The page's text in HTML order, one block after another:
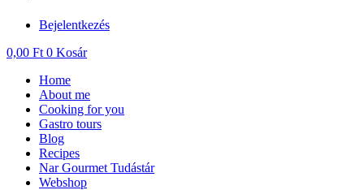
Bejelentkezés
0,00 Ft 0 Kosár
Home
About me
Cooking for you
Gastro tours
Blog
Recipes
Nar Gourmet Tudástár
Webshop